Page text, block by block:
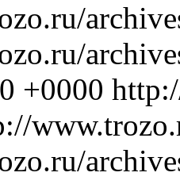
+0000